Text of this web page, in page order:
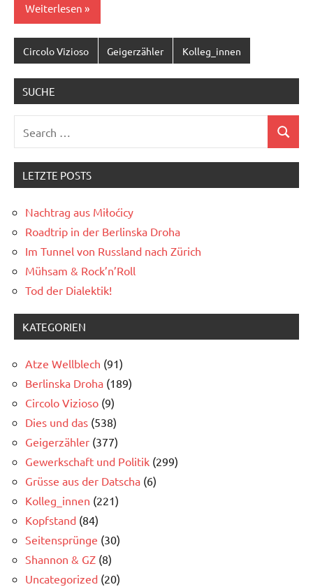
Weiterlesen
Circolo Vizioso Geigerzähler Kolleg_innen
SUCHE
for:
Search
LETZTE POSTS
Nachtrag aus Miłoćicy
Roadtrip in der Berlinska Droha
Im Tunnel von Russland nach Zürich
Mühsam & Rock’n’Roll
Tod der Dialektik!
KATEGORIEN
Atze Wellblech (91)
Berlinska Droha (189)
Circolo Vizioso (9)
Dies und das (538)
Geigerzähler (377)
Gewerkschaft und Politik (299)
Grüsse aus der Datscha (6)
Kolleg_innen (221)
Kopfstand (84)
Seitensprünge (30)
Shannon & GZ (8)
Uncategorized (20)